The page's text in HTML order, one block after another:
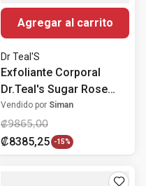
Agregar al carrito
Dr Teal'S
Exfoliante Corporal
Dr.Teal's Sugar Rose
538g
Vendido por Siman
₡9865,00
₡8385,25 -15%